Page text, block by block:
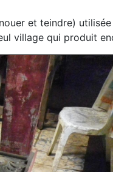
et teindre)
village qui produit